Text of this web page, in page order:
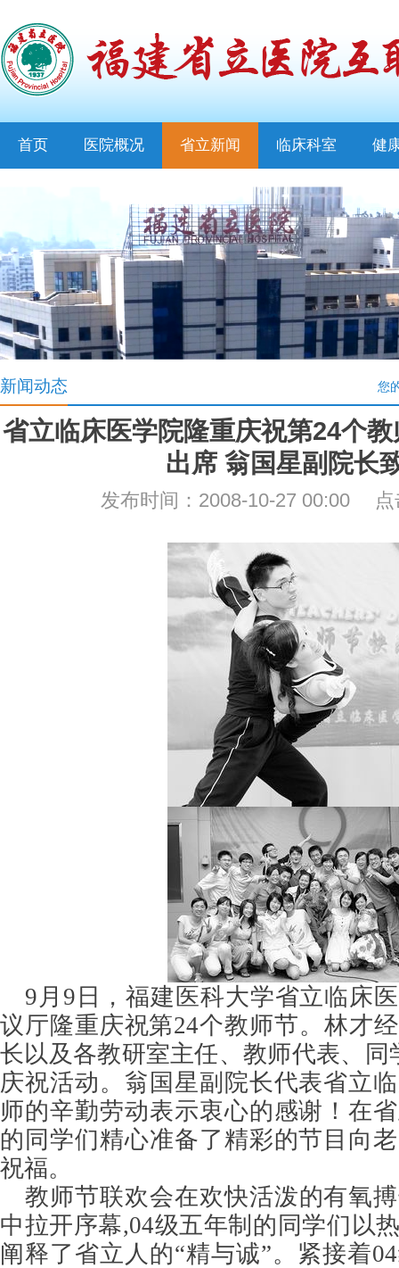
首页 医院概况 省立新闻 临床科室 健
新闻动态 您
省立临床医学院隆重庆祝第24个
出席 翁国星副院长
发布时间：2008-10-27 00:00 点
9月9日，福建医科大学省立临床
议厅隆重庆祝第24个教师节。林才
长以及各教研室主任、教师代表、同
庆祝活动。翁国星副院长代表省立
师的辛勤劳动表示衷心的感谢！在
的同学们精心准备了精彩的节目向
祝福。
教师节联欢会在欢快活泼的有氧
中拉开序幕,04级五年制的同学们以
阐释了省立人的“精与诚”。紧接着